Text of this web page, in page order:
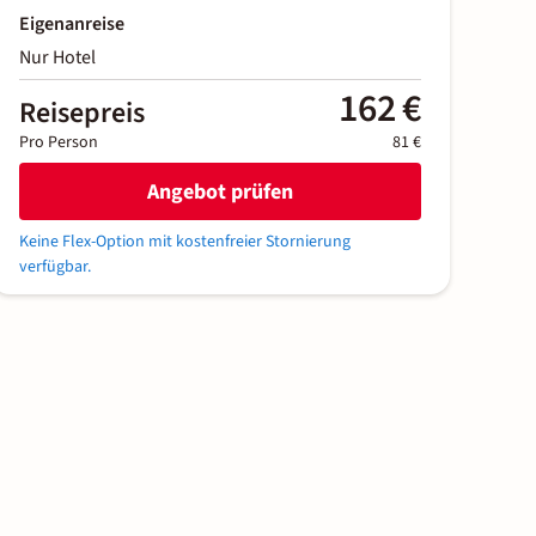
Eigenanreise
Nur Hotel
Reisepreis 162 €
Pro Person 81 €
Angebot prüfen
Keine Flex-Option mit kostenfreier Stornierung
verfügbar.